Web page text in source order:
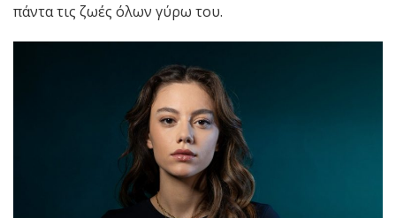
πάντα τις ζωές όλων γύρω του.